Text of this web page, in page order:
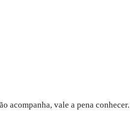
acompanha, vale a pena